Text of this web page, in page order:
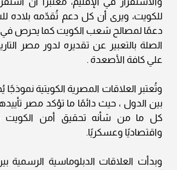
للكويت، ويرى أن كل دعم تُقدّمه بلاده
دعمًا لمصالح شعب الكويت كما يحرص في
الصلة بالتعبير عن تقديره لدور مصر
علي كافة الأصعدة .
وتُعتبر العلاقات المصرية الكويتية
بين الدول ، حيث دائمًا ما تؤكد مصر
كل ما من شأنه تحقيق أمن الكويت
واقتصاديًا وعسكريًا.
وبدأت العلاقات الدبلوماسية الرسمية